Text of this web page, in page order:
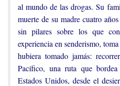
al mundo de las drogas. Su
muerte de su madre cuatro
sin pilares sobre los que
experiencia en senderismo,
hubiera tomado jamás:
Pacífico, una ruta que
Estados Unidos, desde el